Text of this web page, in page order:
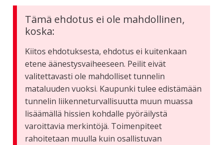
Tämä ehdotus ei ole mahdollinen,
koska:
Kiitos ehdotuksesta, ehdotus ei kuitenkaan
etene äänestysvaiheeseen. Peilit eivät
valitettavasti ole mahdolliset tunnelin
mataluuden vuoksi. Kaupunki tulee edistämään
tunnelin liikenneturvallisuutta muun muassa
lisäämällä hissien kohdalle pyöräilystä
varoittavia merkintöjä. Toimenpiteet
rahoitetaan muulla kuin osallistuvan